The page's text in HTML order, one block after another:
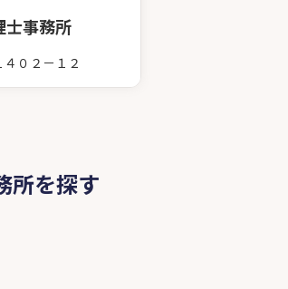
士事務所
０２－１２
所を探す